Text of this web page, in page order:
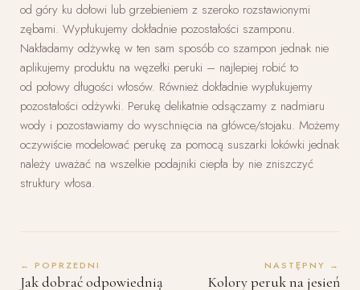
od góry ku dołowi lub grzebieniem z szeroko rozstawionymi
zębami. Wypłukujemy dokładnie pozostałości szamponu.
Nakładamy odżywkę w ten sam sposób co szampon jednak nie
aplikujemy produktu na węzełki peruki – najlepiej robić to
od połowy długości włosów. Również dokładnie wypłukujemy
pozostałości odżywki. Perukę delikatnie odsączamy z nadmiaru
wody i pozostawiamy do wyschnięcia na główce/stojaku. Możemy
oczywiście modelować perukę za pomocą suszarki lokówki jednak
należy uważać na wszelkie podajniki ciepła by nie zniszczyć
struktury włosa.
← POPRZEDNI
Jak dobrać odpowiednią
NASTĘPNY →
Kolory peruk na jesień